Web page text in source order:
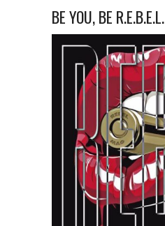
BE YOU, BE R.E.B.E.L.